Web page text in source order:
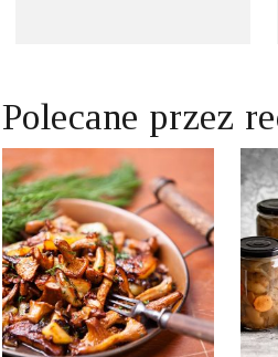
Polecane przez